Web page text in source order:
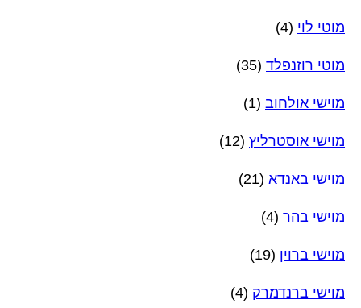
מוטי לוי (4)
מוטי רוזנפלד (35)
מוישי אולחוב (1)
מוישי אוסטרליץ (12)
מוישי באנדא (21)
מוישי בהר (4)
מוישי ברוין (19)
מוישי ברנדמרק (4)